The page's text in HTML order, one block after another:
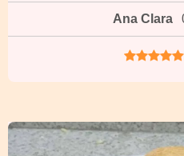
Ana Clara